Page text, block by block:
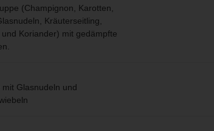
(Champignon, Karotten,
Kräuterseitling,
und Koriander) mit gedämpfte
mit Glasnudeln und